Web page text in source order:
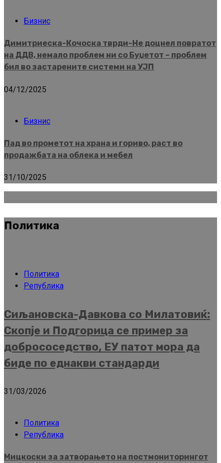
Бизнис
Димитриеска-Кочоска тврди-Не доцнел повратот
на ДДВ, немало проблем ни со Буџетот – проблем
бил во застарените системи на УЈП
04/12/2025
Бизнис
Пад во прометот на храна и гориво, раст во
продажбата на облека и мебел
31/10/2025
Политика
Политика
Република
Сиљановска-Давкова со Милатовиќ:
Скопје и Подгорица се пример за
добрососедство, ЕУ патот мора да
биде по еднакви стандарди
31/03/2026
Политика
Република
Мицкоски за затворањето на постмониторингот